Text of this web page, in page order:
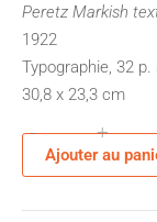
Peretz Markish
1922
Typographie, 32
30,8 x 23,3 cm
quantité
de
- +
Ajouter au